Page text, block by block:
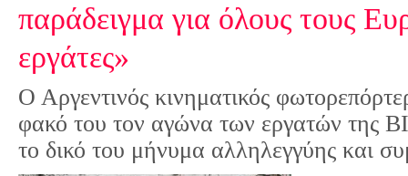
παράδειγμα για όλους τους
εργάτες»
Ο Αργεντινός κινηματικός
φακό του τον αγώνα των εργατών της
το δικό του μήνυμα αλληλεγγύης και